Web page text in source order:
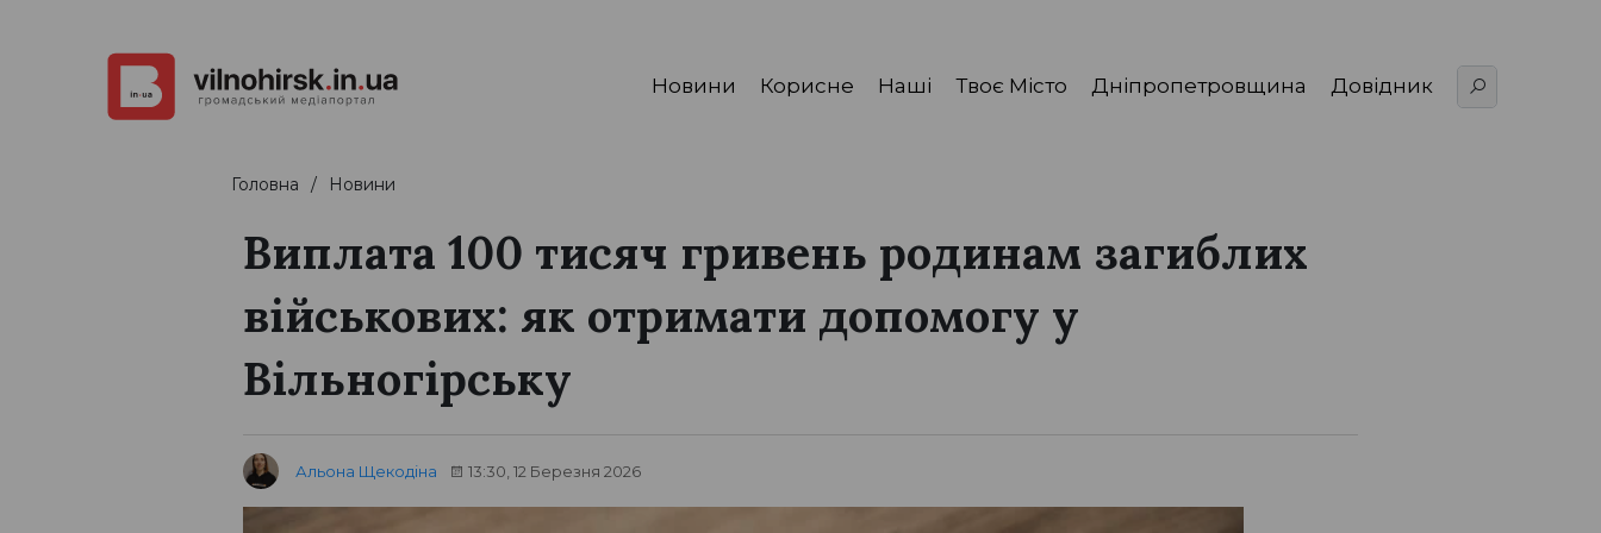
Новини Корисне Наші Твоє Місто Дніпропетровщина Довідник
Головна Новини
Виплата 100 тисяч гривень родинам загиблих
військових: як отримати допомогу у
Вільногірську
Альона Щекодіна 13:30, 12 Березня 2026